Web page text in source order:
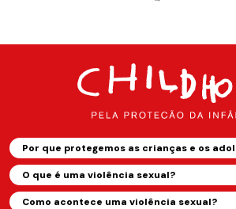
Por que protegemos as crianças e os
O que é uma violência sexual?
Como acontece uma violência sexual?